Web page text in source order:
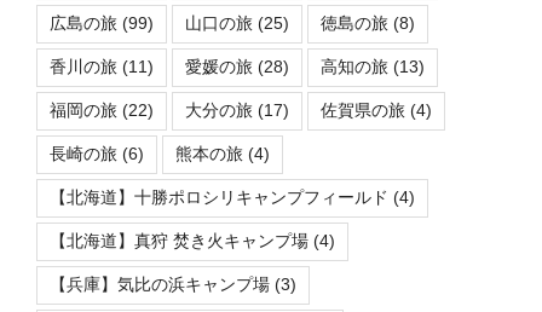
広島の旅 (99) 山口の旅 (25) 徳島の旅 (8)
香川の旅 (11) 愛媛の旅 (28) 高知の旅 (13)
福岡の旅 (22) 大分の旅 (17) 佐賀県の旅 (4)
長崎の旅 (6) 熊本の旅 (4)
【北海道】十勝ポロシリキャンプフィールド (4)
【北海道】真狩 焚き火キャンプ場 (4)
【兵庫】気比の浜キャンプ場 (3)